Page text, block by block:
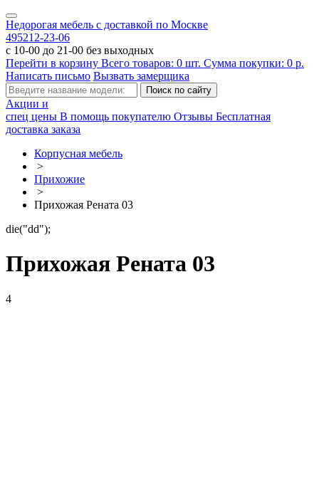
Недорогая мебель с доставкой по Москве
495212-23-06
с 10-00 до 21-00 без выходных
Перейти в корзину Всего товаров: 0 шт. Сумма покупки: 0 р.
Написать письмо Вызвать замерщика
Акции и
спец цены В помощь покупателю Отзывы Бесплатная
доставка заказа
Корпусная мебель
>
Прихожие
>
Прихожая Рената 03
die("dd");
Прихожая Рената 03
4